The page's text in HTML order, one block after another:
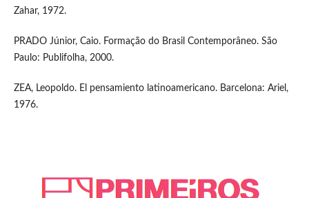
Zahar, 1972.
PRADO Júnior, Caio. Formação do Brasil Contemporâneo. São
Paulo: Publifolha, 2000.
ZEA, Leopoldo. El pensamiento latinoamericano. Barcelona: Ariel,
1976.